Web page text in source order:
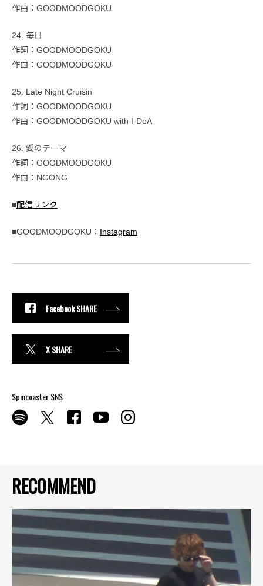
RECOMMEND
作曲：GOODMOODGOKU
24. 毎日
作詞：GOODMOODGOKU
作曲：GOODMOODGOKU
25. Late Night Cruisin
作詞：GOODMOODGOKU
作曲：GOODMOODGOKU with I-DeA
26. 愛のテーマ
作詞：GOODMOODGOKU
作曲：NGONG
■配信リンク
■GOODMOODGOKU： Instagram
Facebook SHARE
X SHARE
Spincoaster SNS